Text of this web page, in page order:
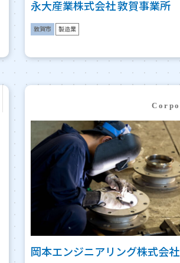
永大産業株式会社 敦賀事業所
敦賀市 製造業
岡本エンジニアリング株式会社